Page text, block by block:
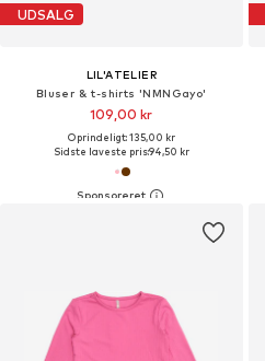
UDSALG
LIL'ATELIER
Bluser & t-shirts 'NMNGayo'
109,00 kr
Oprindeligt: 135,00 kr
Sidste laveste pris:94,50 kr